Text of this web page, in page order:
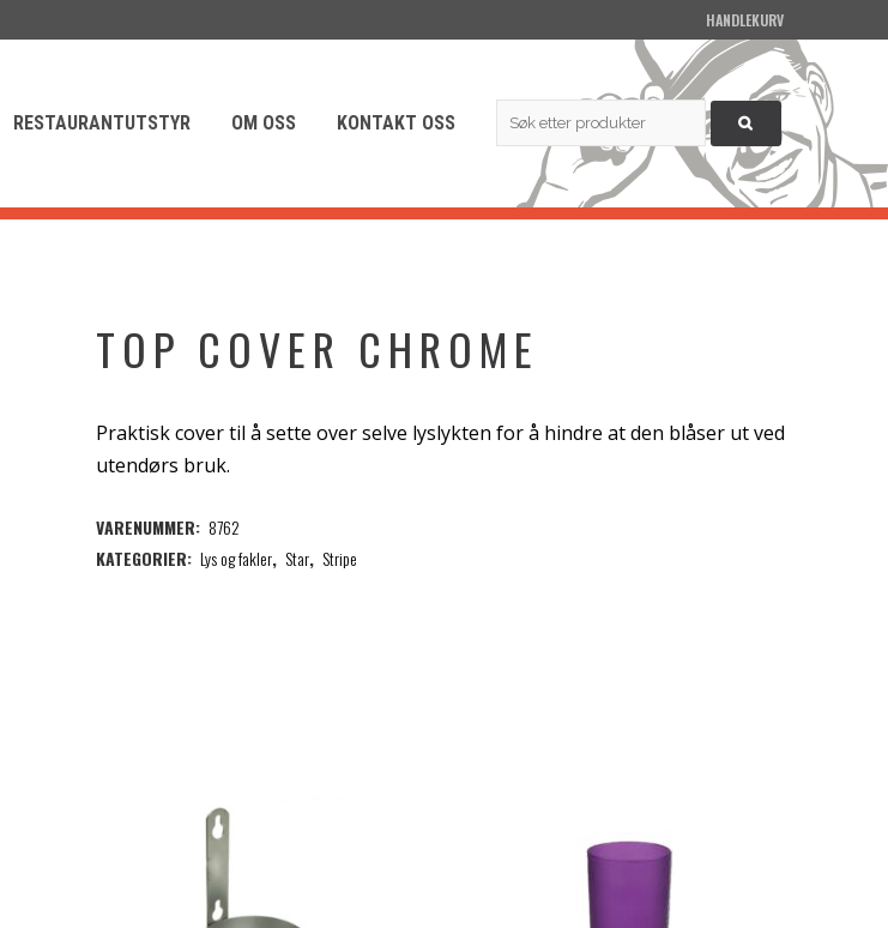
HANDLEKURV
Search
for:
RESTAURANTUTSTYR OM OSS KONTAKT OSS
TOP COVER CHROME
Praktisk cover til å sette over selve lyslykten for å hindre at den blåser ut ved
utendørs bruk.
VARENUMMER: 8762
KATEGORIER: Lys og fakler, Star, Stripe